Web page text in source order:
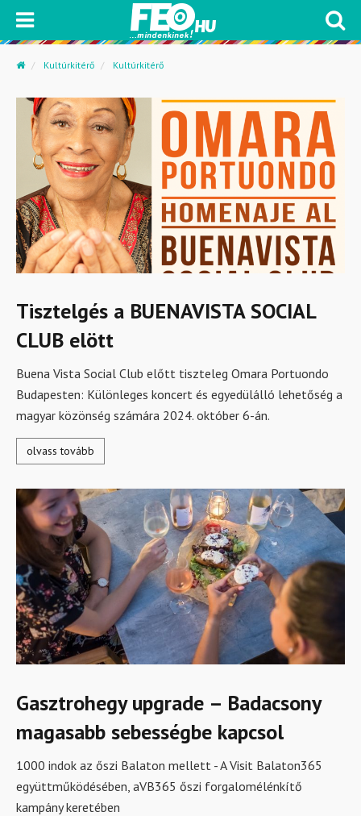
Kultúrkitérő Kultúrkitérő
Tisztelgés a BUENAVISTA SOCIAL
CLUB elött
Buena Vista Social Club előtt tiszteleg Omara Portuondo
Budapesten: Különleges koncert és egyedülálló lehetőség a
magyar közönség számára 2024. október 6-án.
olvass tovább
Gasztrohegy upgrade – Badacsony
magasabb sebességbe kapcsol
1000 indok az őszi Balaton mellett - A Visit Balaton365
együttműködésében, aVB365 őszi forgalomélénkítő
kampány keretében